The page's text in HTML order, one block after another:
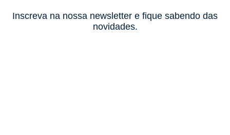
Inscreva na nossa newsletter e fique sabendo das
novidades.